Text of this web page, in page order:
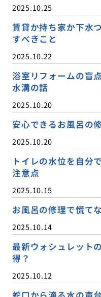
2025.10.25
賃貸か持ち家か下水
すべきこと
2025.10.22
浴室リフォームの盲
水溝の話
2025.10.20
安心できるお風呂の
2025.10.20
トイレの水位を自分
注意点
2025.10.15
お風呂の修理で慌て
2025.10.14
最新ウォシュレット
得？
2025.10.12